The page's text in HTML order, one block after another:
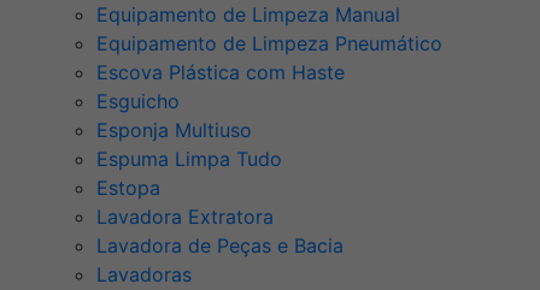
Equipamento de Limpeza Manual
Equipamento de Limpeza Pneumático
Escova Plástica com Haste
Esguicho
Esponja Multiuso
Espuma Limpa Tudo
Estopa
Lavadora Extratora
Lavadora de Peças e Bacia
Lavadoras